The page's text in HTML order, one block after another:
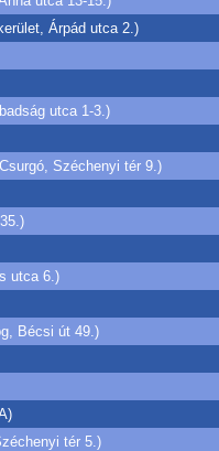
Árpád utca 2.)
utca 1-3.)
Széchenyi tér 9.)
utca 6.)
Bécsi út 49.)
tér 5.)